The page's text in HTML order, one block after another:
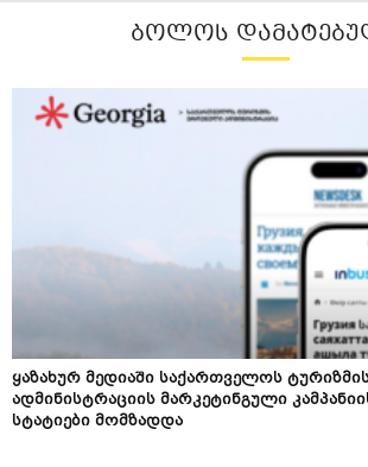
ᲑᲝᲚᲝᲡ
ყაზახურ მედიაში საქართველოს
ადმინისტრაციის მარკეტინგული
სტატიები მომზადდა